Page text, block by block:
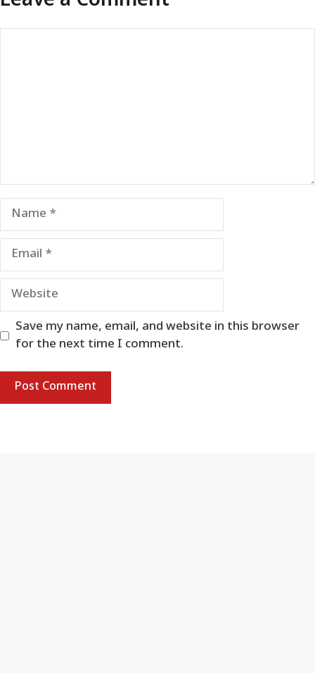
Name
Email
Website
Save my name, email, and website in this browser
for the next time I comment.